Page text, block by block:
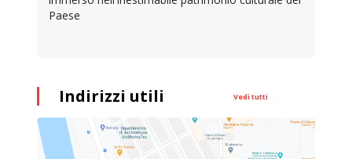
Paese
Indirizzi utili Vedi tutti